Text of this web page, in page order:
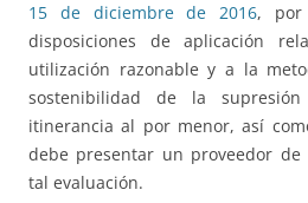
15 de diciembre de 2016, por
disposiciones de aplicación
utilización razonable y a la
sostenibilidad de la
itinerancia al por menor, así
debe presentar un proveedor
tal evaluación.